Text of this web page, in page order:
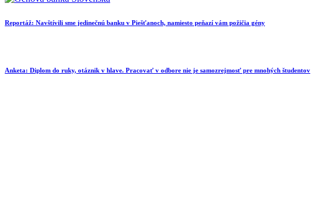
Reportáž: Navštívili sme jedinečnú banku v Piešťanoch, namiesto peňazí vám požičia gény
Anketa: Diplom do ruky, otáznik v hlave. Pracovať v odbore nie je samozrejmosť pre mnohých študentov